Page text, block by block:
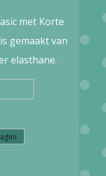
met Korte
gemaakt van
elasthane.